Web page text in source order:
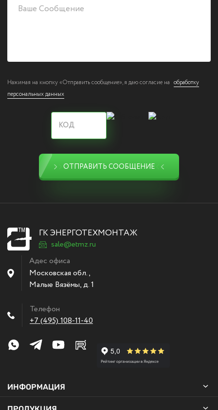
Нажимая на кнопку «Отправить сообщение», я даю согласие на обработку
персональных данных
ОТПРАВИТЬ СООБЩЕНИЕ
ГК ЭНЕРГОТЕХМОНТАЖ
sale@etmz.ru
Адес офиса
Московская обл.,
Малые Вязёмы,д. 1
Телефон
+7 (495) 108-11-40
ИНФОРМАЦИЯ